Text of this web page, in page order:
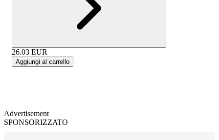
26.03 EUR
Aggiungi al carrello
Advertisement
SPONSORIZZATO